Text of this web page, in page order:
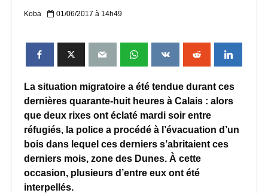
Koba 01/06/2017 à 14h49
La situation migratoire a été tendue durant ces
dernières quarante-huit heures à Calais : alors
que deux rixes ont éclaté mardi soir entre
réfugiés, la police a procédé à l’évacuation d’un
bois dans lequel ces derniers s’abritaient ces
derniers mois, zone des Dunes. À cette
occasion, plusieurs d’entre eux ont été
interpellés.